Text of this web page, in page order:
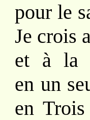
pour le
Je crois
et à la
en un
en Trois